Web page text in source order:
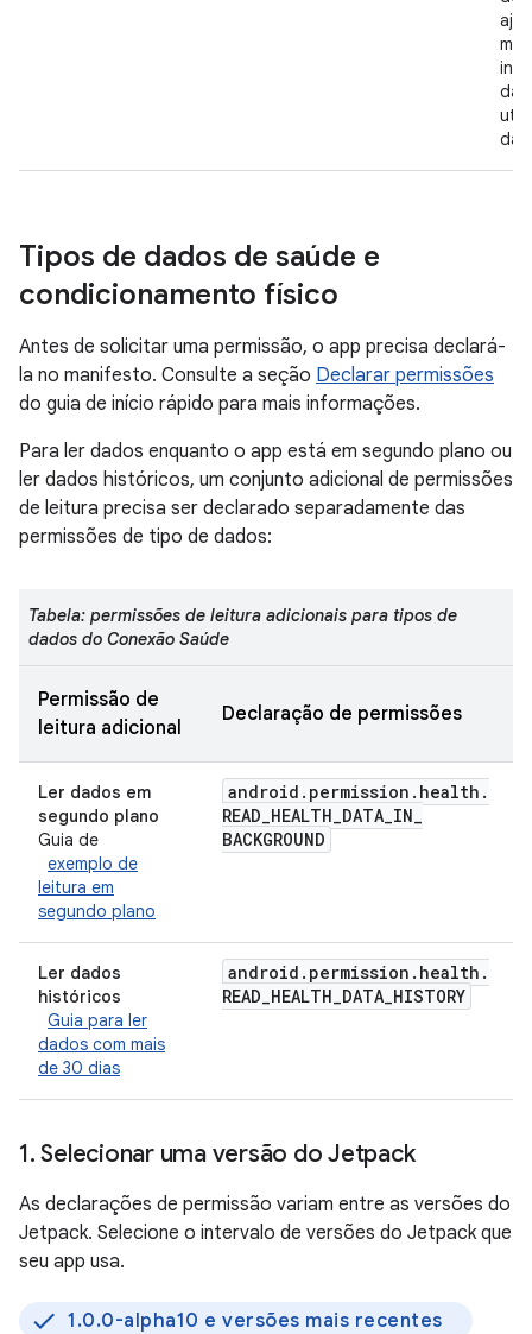
Tipos de dados de saúde e
condicionamento físico
Antes de solicitar uma permissão, o app precisa declará-
la no manifesto. Consulte a seção Declarar permissões
do guia de início rápido para mais informações.
Para ler dados enquanto o app está em segundo plano ou
ler dados históricos, um conjunto adicional de permissões
de leitura precisa ser declarado separadamente das
permissões de tipo de dados:
Tabela: permissões de leitura adicionais para tipos de
dados do Conexão Saúde
Permissão de
leitura adicional
Declaração de permissões
Ler dados em
segundo plano
Guia de
exemplo de
leitura em
segundo plano
android . permission . health .
READ_HEALTH_DATA_IN_
BACKGROUND
Ler dados
históricos
Guia para ler
dados com mais
de 30 dias
android . permission . health .
READ_HEALTH_DATA_HISTORY
1. Selecionar uma versão do Jetpack
As declarações de permissão variam entre as versões do
Jetpack. Selecione o intervalo de versões do Jetpack que
seu app usa.
1.0.0-alpha10 e versões mais recentes